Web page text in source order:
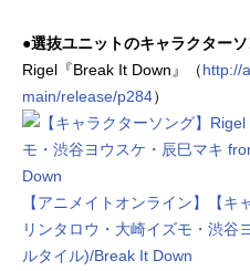
●選抜ユニットのキャラクターソ
Rigel『Break It Down』（http://
main/release/p284）
【アニメイトオンライン】【
リンタロウ・大崎イズモ・渋谷
ルタイル)/Break It Down